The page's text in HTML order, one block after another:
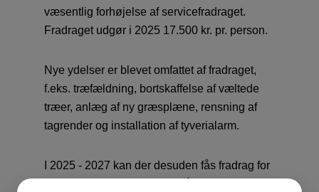
væsentlig forhøjelse af servicefradraget.
Fradraget udgør i 2025 17.500 kr. pr. person.
Nye ydelser er blevet omfattet af fradraget,
f.eks. træfældning, bortskaffelse af væltede
træer, anlæg af ny græsplæne, rensning af
tagrender og installation af tyverialarm.
I 2025 - 2027 kan der desuden fås fradrag for